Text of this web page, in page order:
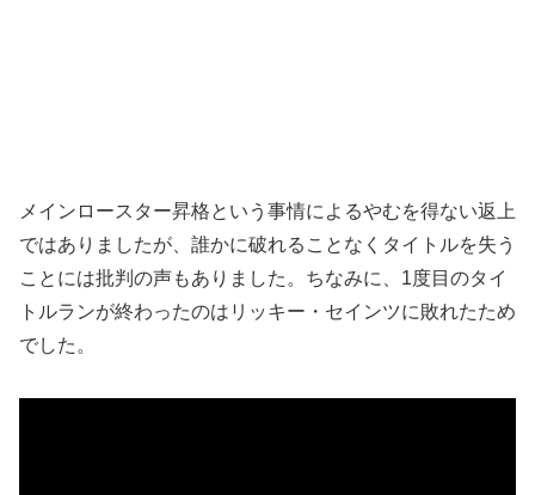
メインロースター昇格という事情によるやむを得ない返上
ではありましたが、誰かに破れることなくタイトルを失う
ことには批判の声もありました。ちなみに、1度目のタイ
トルランが終わったのはリッキー・セインツに敗れたため
でした。